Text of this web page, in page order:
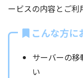
ービスの内容とご利
こんな方に
サーバーの
い